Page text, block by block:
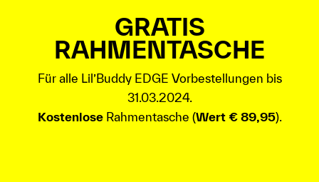
GRATIS
RAHMENTASCHE
Für alle Lil’Buddy EDGE Vorbestellungen bis
31.03.2024.
KostenloseRahmentasche (Wert € 89,95).